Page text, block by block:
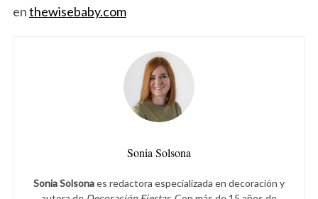
enthewisebaby.com
Sonia Solsona
Sonia Solsonaes redactora especializada en decoración y